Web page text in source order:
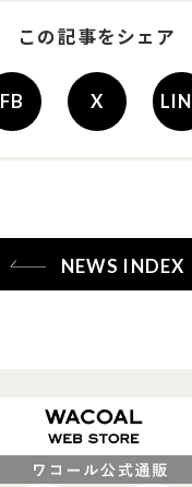
この記事をシェア
FB X
NEWS INDEX